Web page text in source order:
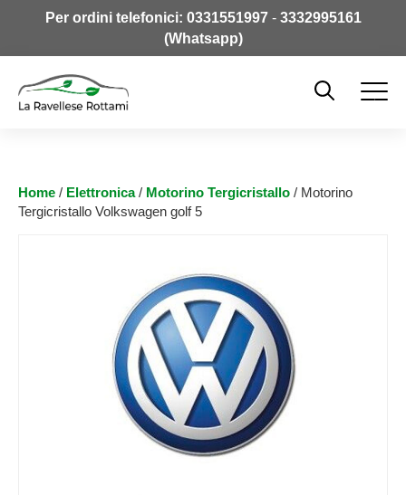
Per ordini telefonici: 0331551997- 3332995161
(Whatsapp)
Home / Elettronica/ Motorino Tergicristallo / Motorino
Tergicristallo Volkswagen golf 5